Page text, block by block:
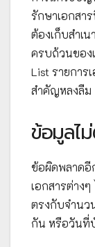
รักษาเอกสา
ต้องเก็บสำเ
ครบถ้วนของ
List รายการ
สำคัญหลงลืม
ข้อมูลไ
ข้อผิดพลาด
เอกสารต่าง
ตรงกับจำนว
กัน หรือวันที่